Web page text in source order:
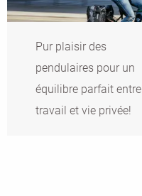
Pur plaisir des
pendulaires pour un
équilibre parfait entre
travail et vie privée!